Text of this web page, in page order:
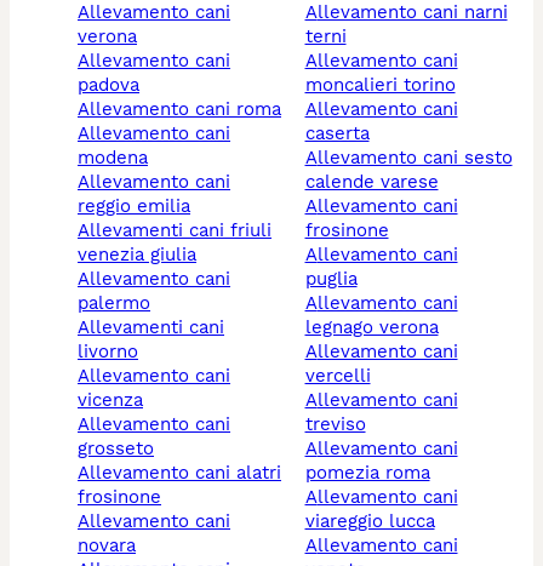
allevamento cani
verona
allevamento cani
padova
allevamento cani roma
allevamento cani
modena
allevamento cani
reggio emilia
allevamenti cani friuli
venezia giulia
allevamento cani
palermo
allevamenti cani
livorno
allevamento cani
vicenza
allevamento cani
grosseto
allevamento cani alatri
frosinone
allevamento cani
novara
allevamento cani narni
terni
allevamento cani
moncalieri torino
allevamento cani
caserta
allevamento cani sesto
calende varese
allevamento cani
frosinone
allevamento cani
puglia
allevamento cani
legnago verona
allevamento cani
vercelli
allevamento cani
treviso
allevamento cani
pomezia roma
allevamento cani
viareggio lucca
allevamento cani